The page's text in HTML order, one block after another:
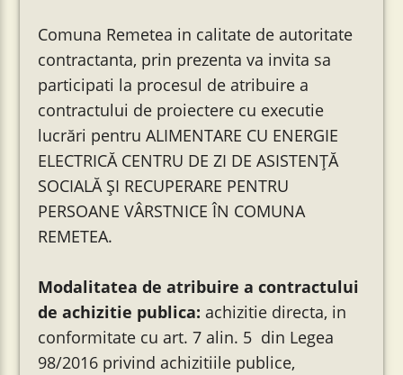
Comuna Remetea in calitate de autoritate
contractanta, prin prezenta va invita sa
participati la procesul de atribuire a
contractului de proiectere cu executie
lucrări pentru ALIMENTARE CU ENERGIE
ELECTRICĂ CENTRU DE ZI DE ASISTENȚĂ
SOCIALĂ ȘI RECUPERARE PENTRU
PERSOANE VÂRSTNICE ÎN COMUNA
REMETEA.
Modalitatea de atribuire a contractului
de achizitie publica: achizitie directa, in
conformitate cu art. 7 alin. 5 din Legea
98/2016 privind achizitiile publice,